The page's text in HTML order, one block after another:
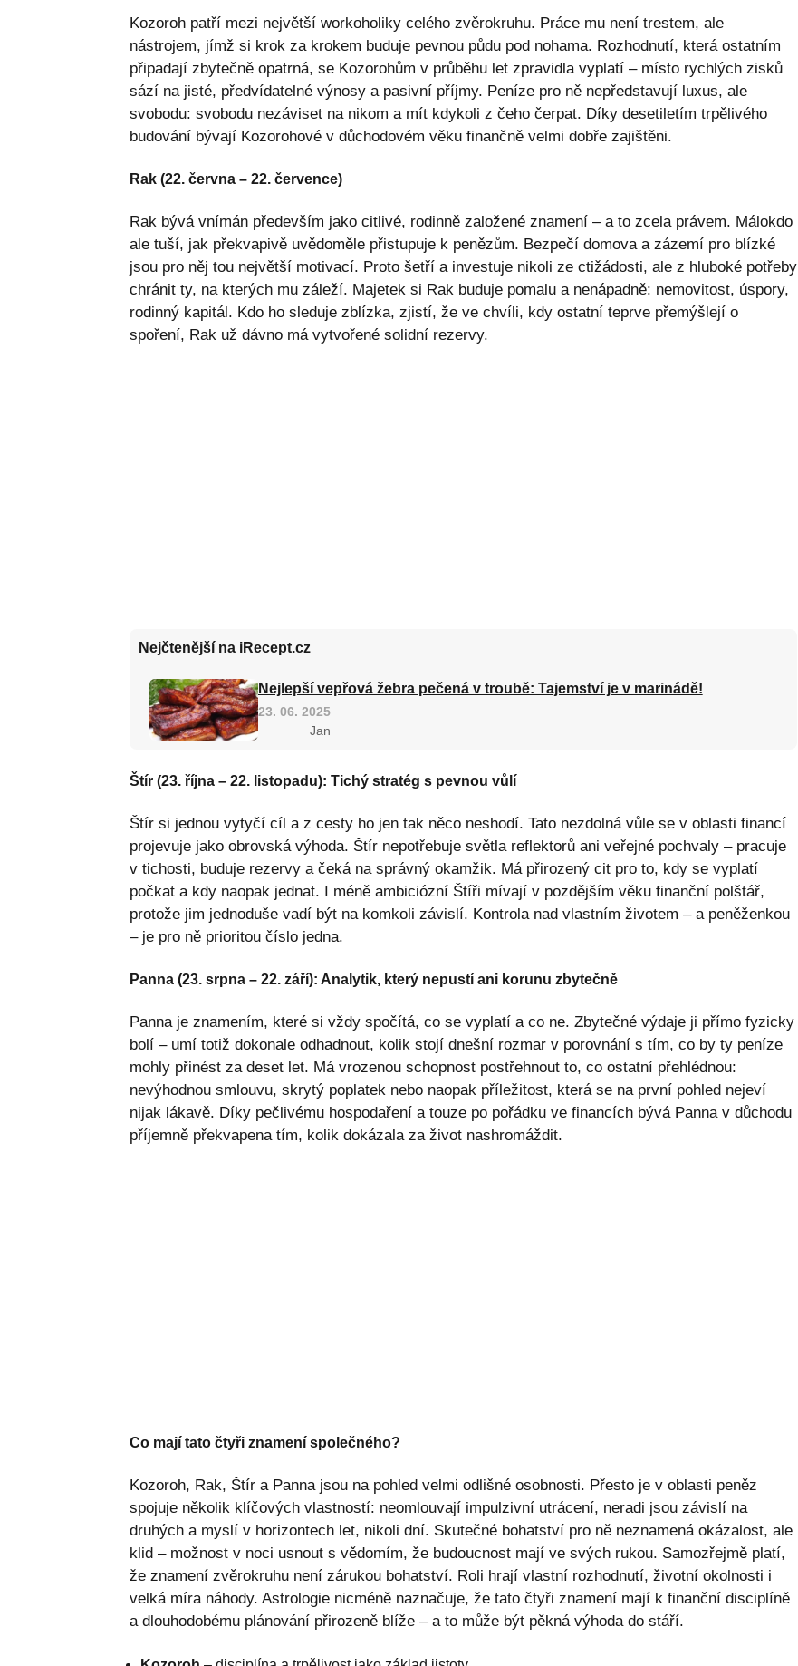
Kozoroh patří mezi největší workoholiky celého zvěrokruhu. Práce mu není trestem, ale
nástrojem, jímž si krok za krokem buduje pevnou půdu pod nohama. Rozhodnutí, která ostatním
připadají zbytečně opatrná, se Kozorohům v průběhu let zpravidla vyplatí – místo rychlých zisků
sází na jisté, předvídatelné výnosy a pasivní příjmy. Peníze pro ně nepředstavují luxus, ale
svobodu: svobodu nezáviset na nikom a mít kdykoli z čeho čerpat. Díky desetiletím trpělivého
budování bývají Kozorohové v důchodovém věku finančně velmi dobře zajištěni.
Rak (22. června – 22. července)
Rak bývá vnímán především jako citlivé, rodinně založené znamení – a to zcela právem. Málokdo
ale tuší, jak překvapivě uvědoměle přistupuje k penězům. Bezpečí domova a zázemí pro blízké
jsou pro něj tou největší motivací. Proto šetří a investuje nikoli ze ctižádosti, ale z hluboké potřeby
chránit ty, na kterých mu záleží. Majetek si Rak buduje pomalu a nenápadně: nemovitost, úspory,
rodinný kapitál. Kdo ho sleduje zblízka, zjistí, že ve chvíli, kdy ostatní teprve přemýšlejí o
spoření, Rak už dávno má vytvořené solidní rezervy.
Nejčtenější na iRecept.cz
Nejlepší vepřová žebra pečená v troubě: Tajemství je v marinádě!
23. 06. 2025
Jan
Štír (23. října – 22. listopadu): Tichý stratég s pevnou vůlí
Štír si jednou vytyčí cíl a z cesty ho jen tak něco neshodí. Tato nezdolná vůle se v oblasti financí
projevuje jako obrovská výhoda. Štír nepotřebuje světla reflektorů ani veřejné pochvaly – pracuje
v tichosti, buduje rezervy a čeká na správný okamžik. Má přirozený cit pro to, kdy se vyplatí
počkat a kdy naopak jednat. I méně ambiciózní Štíři mívají v pozdějším věku finanční polštář,
protože jim jednoduše vadí být na komkoli závislí. Kontrola nad vlastním životem – a peněženkou
– je pro ně prioritou číslo jedna.
Panna (23. srpna – 22. září): Analytik, který nepustí ani korunu zbytečně
Panna je znamením, které si vždy spočítá, co se vyplatí a co ne. Zbytečné výdaje ji přímo fyzicky
bolí – umí totiž dokonale odhadnout, kolik stojí dnešní rozmar v porovnání s tím, co by ty peníze
mohly přinést za deset let. Má vrozenou schopnost postřehnout to, co ostatní přehlédnou:
nevýhodnou smlouvu, skrytý poplatek nebo naopak příležitost, která se na první pohled nejeví
nijak lákavě. Díky pečlivému hospodaření a touze po pořádku ve financích bývá Panna v důchodu
příjemně překvapena tím, kolik dokázala za život nashromáždit.
Co mají tato čtyři znamení společného?
Kozoroh, Rak, Štír a Panna jsou na pohled velmi odlišné osobnosti. Přesto je v oblasti peněz
spojuje několik klíčových vlastností: neomlouvají impulzivní utrácení, neradi jsou závislí na
druhých a myslí v horizontech let, nikoli dní. Skutečné bohatství pro ně neznamená okázalost, ale
klid – možnost v noci usnout s vědomím, že budoucnost mají ve svých rukou. Samozřejmě platí,
že znamení zvěrokruhu není zárukou bohatství. Roli hrají vlastní rozhodnutí, životní okolnosti i
velká míra náhody. Astrologie nicméně naznačuje, že tato čtyři znamení mají k finanční disciplíně
a dlouhodobému plánování přirozeně blíže – a to může být pěkná výhoda do stáří.